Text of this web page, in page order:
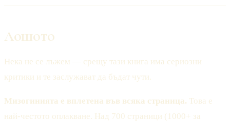
Лошото
Нека не се лъжем — срещу тази книга има сериозни
критики и те заслужават да бъдат чути.
Мизогинията е вплетена във всяка страница. Това е
най-честото оплакване. Над 700 страници (1000+ за